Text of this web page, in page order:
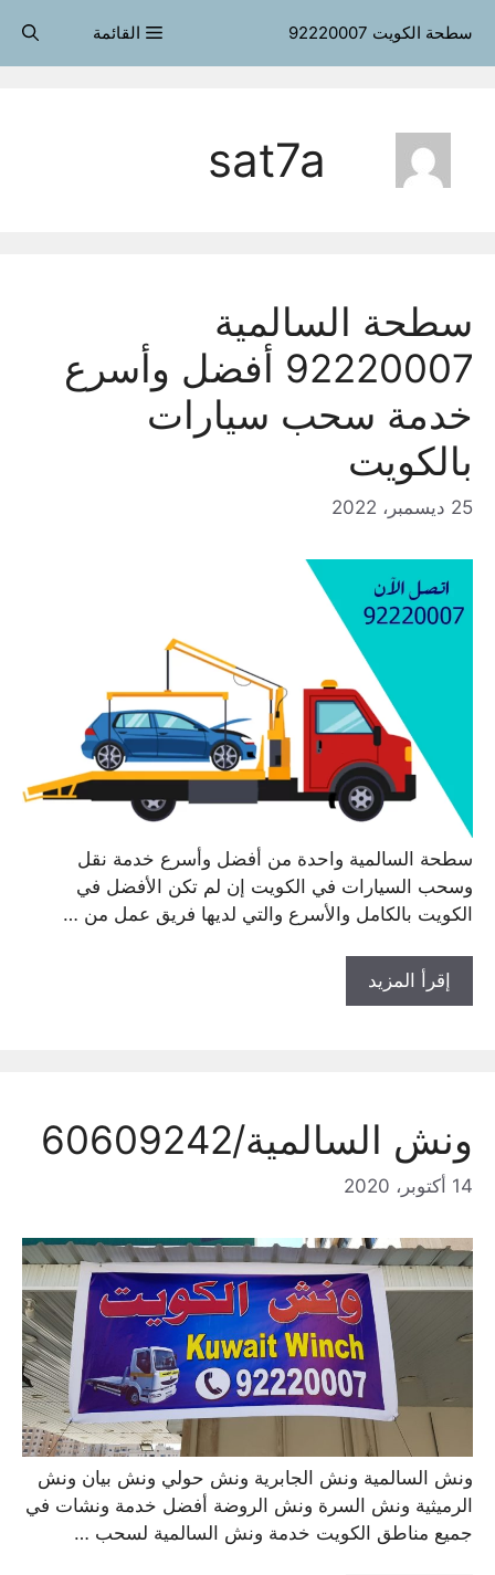
سطحة الكويت 92220007 القائمة
sat7a
سطحة السالمية
92220007 أفضل وأسرع
خدمة سحب سيارات
بالكويت
سطحة السالمية واحدة من أفضل وأسرع خدمة نقل
وسحب السيارات في الكويت إن لم تكن الأفضل في
الكويت بالكامل والأسرع والتي لديها فريق عمل من …
إقرأ المزيد
ونش السالمية/60609242
ونش السالمية ونش الجابرية ونش حولي ونش بيان ونش
الرميثية ونش السرة ونش الروضة أفضل خدمة ونشات في
جميع مناطق الكويت خدمة ونش السالمية لسحب …